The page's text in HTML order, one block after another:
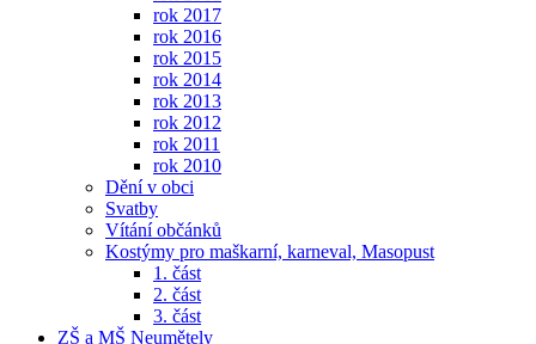
rok 2017
rok 2016
rok 2015
rok 2014
rok 2013
rok 2012
rok 2011
rok 2010
Dění v obci
Svatby
Vítání občánků
Kostýmy pro maškarní, karneval, Masopust
1. část
2. část
3. část
ZŠ a MŠ Neumětely